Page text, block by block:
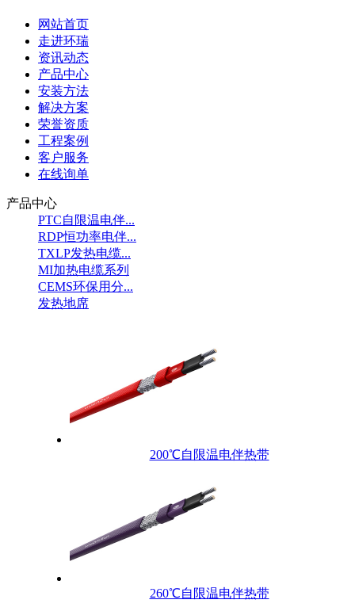
网站首页
走进环瑞
资讯动态
产品中心
安装方法
解决方案
荣誉资质
工程案例
客户服务
在线询单
产品中心
PTC自限温电伴...
RDP恒功率电伴...
TXLP发热电缆...
MI加热电缆系列
CEMS环保用分...
发热地席
200℃自限温电伴热带
260℃自限温电伴热带